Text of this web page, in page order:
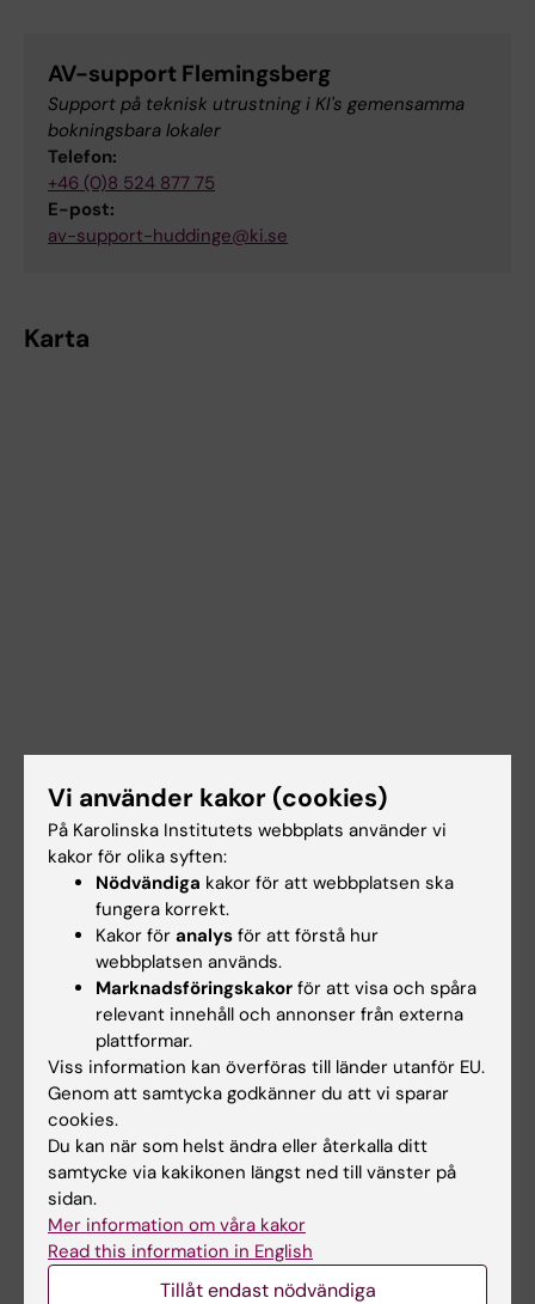
AV-support Flemingsberg
Support på teknisk utrustning i KI's gemensamma
bokningsbara lokaler
Telefon:
+46 (0)8 524 877 75
E-post:
av-support-huddinge@ki.se
Karta
Dokument
Länkar
Lokalbokning för medarbetare
Hade du nytta av informationen på denna sida?
Yes
Vi använder kakor (cookies)
På Karolinska Institutets webbplats använder vi
kakor för olika syften:
Nödvändiga kakor för att webbplatsen ska
fungera korrekt.
Kakor för analys för att förstå hur
webbplatsen används.
Marknadsföringskakor för att visa och spåra
relevant innehåll och annonser från externa
plattformar.
Viss information kan överföras till länder utanför EU.
Genom att samtycka godkänner du att vi sparar
cookies.
Du kan när som helst ändra eller återkalla ditt
samtycke via kakikonen längst ned till vänster på
sidan.
Mer information om våra kakor
Read this information in English
Tillåt endast nödvändiga